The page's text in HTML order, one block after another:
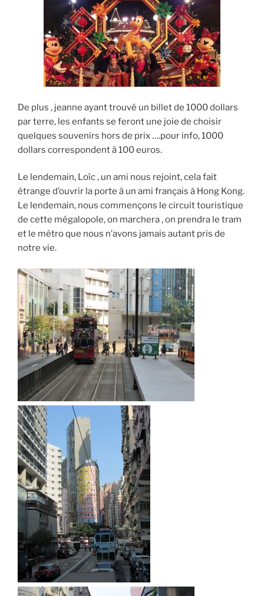
De plus , jeanne ayant trouvé un billet de 1000 dollars
par terre, les enfants se feront une joie de choisir
quelques souvenirs hors de prix ….pour info, 1000
dollars correspondent à 100 euros.
Le lendemain, Loïc , un ami nous rejoint, cela fait
étrange d’ouvrir la porte à un ami français à Hong Kong.
Le lendemain, nous commençons le circuit touristique
de cette mégalopole, on marchera , on prendra le tram
et le métro que nous n’avons jamais autant pris de
notre vie.